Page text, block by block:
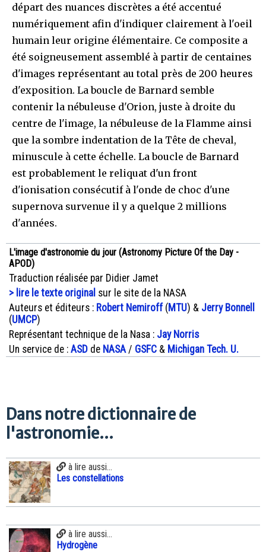
départ des nuances discrètes a été accentué
numériquement afin d'indiquer clairement à l'oeil
humain leur origine élémentaire. Ce composite a
été soigneusement assemblé à partir de centaines
d'images représentant au total près de 200 heures
d'exposition. La boucle de Barnard semble
contenir la nébuleuse d'Orion, juste à droite du
centre de l'image, la nébuleuse de la Flamme ainsi
que la sombre indentation de la Tête de cheval,
minuscule à cette échelle. La boucle de Barnard
est probablement le reliquat d'un front
d'ionisation consécutif à l'onde de choc d'une
supernova survenue il y a quelque 2 millions
d'années.
L'image d'astronomie du jour (Astronomy Picture Of the Day -
APOD)
Traduction réalisée par Didier Jamet
> lire le texte original sur le site de la NASA
Auteurs et éditeurs : Robert Nemiroff(MTU) & Jerry Bonnell
(UMCP)
Représentant technique de la Nasa : Jay Norris
Un service de : ASD de NASA / GSFC & Michigan Tech. U.
Dans notre dictionnaire de
l'astronomie...
à lire aussi...
Les constellations
à lire aussi...
Hydrogène